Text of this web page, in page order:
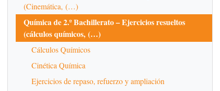
(Cinemática, (…)
Química de 2.º Bachillerato – Ejercicios resueltos
(cálculos químicos, (…)
Cálculos Químicos
Cinética Química
Ejercicios de repaso, refuerzo y ampliación